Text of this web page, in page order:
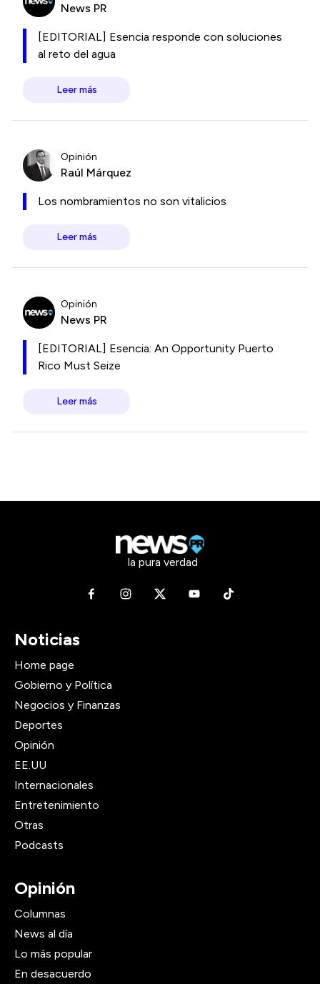
News PR
[EDITORIAL] Esencia responde con soluciones
al reto del agua
Leer más
Opinión
Raúl Márquez
Los nombramientos no son vitalicios
Leer más
Opinión
News PR
[EDITORIAL] Esencia: An Opportunity Puerto
Rico Must Seize
Leer más
la pura verdad
Noticias
Home page
Gobierno y Política
Negocios y Finanzas
Deportes
Opinión
EE.UU
Internacionales
Entretenimiento
Otras
Podcasts
Opinión
Columnas
News al día
Lo más popular
En desacuerdo